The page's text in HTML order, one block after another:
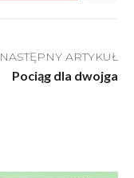
NASTĘPNY ARTYKUŁ
Pociąg dla dwojga